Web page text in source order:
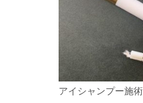
アイシャンプー施